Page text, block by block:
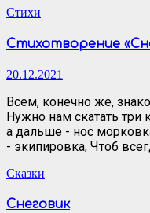
Стихи
Стихотворение
20.12.2021
Всем, конечно же,
Нужно нам скатать
а дальше - нос
- экипировка, Чтоб
Сказки
Снеговик